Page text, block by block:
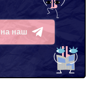
наш